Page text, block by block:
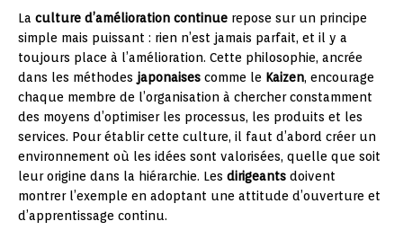
La culture d’amélioration continue repose sur un principe
simple mais puissant : rien n’est jamais parfait, et il y a
toujours place à l’amélioration. Cette philosophie, ancrée
dans les méthodes japonaises comme le Kaizen, encourage
chaque membre de l’organisation à chercher constamment
des moyens d’optimiser les processus, les produits et les
services. Pour établir cette culture, il faut d’abord créer un
environnement où les idées sont valorisées, quelle que soit
leur origine dans la hiérarchie. Les dirigeants doivent
montrer l’exemple en adoptant une attitude d’ouverture et
d’apprentissage continu.